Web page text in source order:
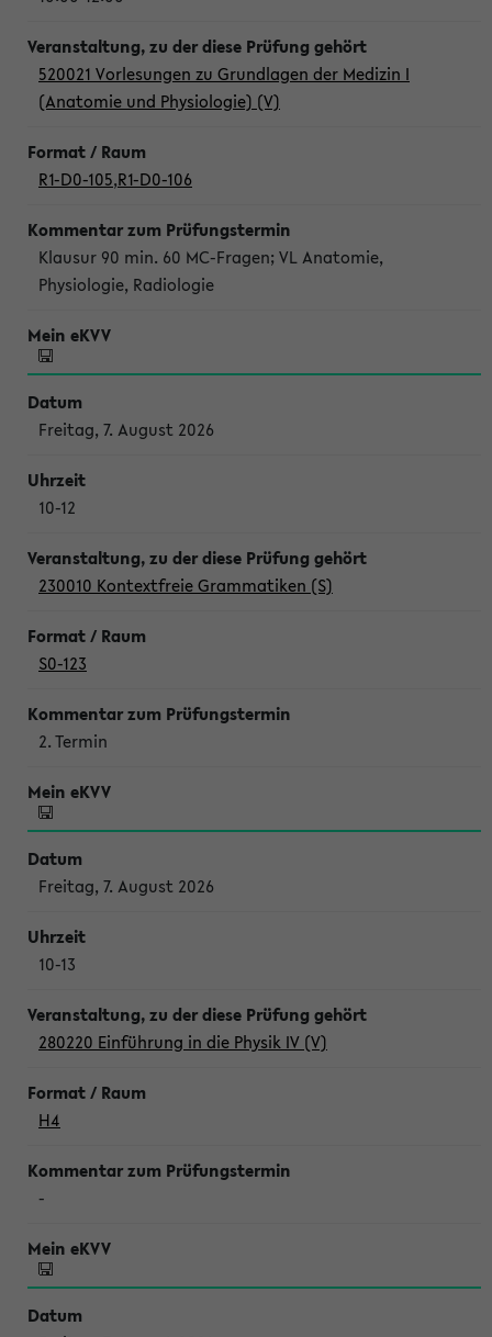
520021 Vorlesungen zu Grundlagen der Medizin I
(Anatomie und Physiologie) (V)
R1-D0-105,R1-D0-106
Klausur 90 min. 60 MC-Fragen; VL Anatomie,
Physiologie, Radiologie
Freitag, 7. August 2026
10-12
230010 Kontextfreie Grammatiken (S)
S0-123
2. Termin
Freitag, 7. August 2026
10-13
280220 Einführung in die Physik IV (V)
H4
-